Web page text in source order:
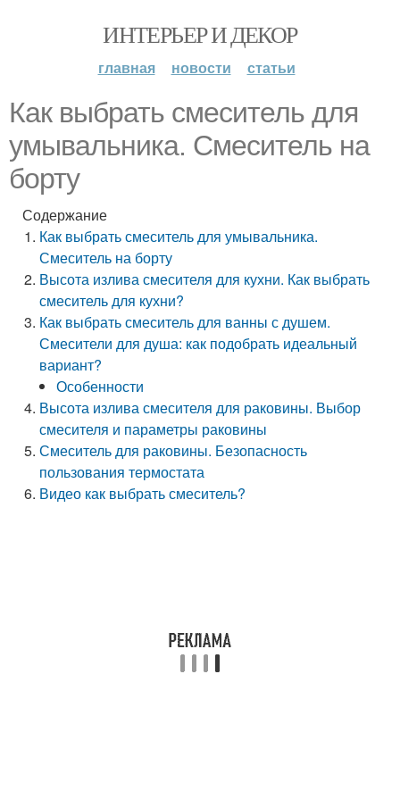
ИНТЕРЬЕР И ДЕКОР
главная новости статьи
Как выбрать смеситель для
умывальника. Смеситель на
борту
Содержание
Как выбрать смеситель для умывальника.
Смеситель на борту
Высота излива смесителя для кухни. Как выбрать
смеситель для кухни?
Как выбрать смеситель для ванны с душем.
Смесители для душа: как подобрать идеальный
вариант?
Особенности
Высота излива смесителя для раковины. Выбор
смесителя и параметры раковины
Смеситель для раковины. Безопасность
пользования термостата
Видео как выбрать смеситель?